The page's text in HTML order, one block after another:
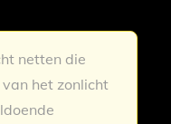
netten die
het zonlicht